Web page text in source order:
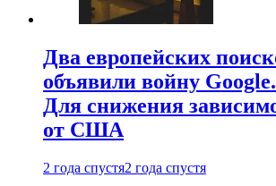
Два европейских
объявили войну Google.
Для снижения
от США
2 года спустя2 года спустя